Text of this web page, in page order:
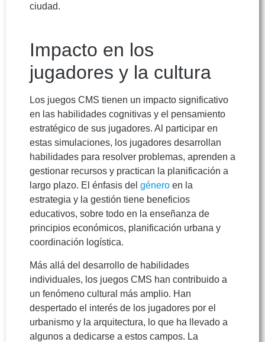
ciudad.
Impacto en los
jugadores y la cultura
Los juegos CMS tienen un impacto significativo
en las habilidades cognitivas y el pensamiento
estratégico de sus jugadores. Al participar en
estas simulaciones, los jugadores desarrollan
habilidades para resolver problemas, aprenden a
gestionar recursos y practican la planificación a
largo plazo. El énfasis del género en la
estrategia y la gestión tiene beneficios
educativos, sobre todo en la enseñanza de
principios económicos, planificación urbana y
coordinación logística.
Más allá del desarrollo de habilidades
individuales, los juegos CMS han contribuido a
un fenómeno cultural más amplio. Han
despertado el interés de los jugadores por el
urbanismo y la arquitectura, lo que ha llevado a
algunos a dedicarse a estos campos. La